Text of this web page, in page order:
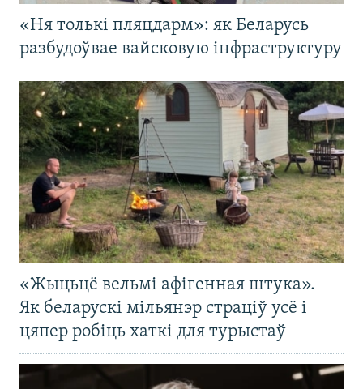
«Ня толькі пляцдарм»: як Беларусь
разбудоўвае вайсковую інфраструктуру
«Жыцьцё вельмі афігенная штука».
Як беларускі мільянэр страціў усё і
цяпер робіць хаткі для турыстаў